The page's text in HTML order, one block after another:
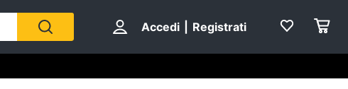
Accedi Registrati